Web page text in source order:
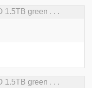
1.5TB green . . .
1.5TB green . . .